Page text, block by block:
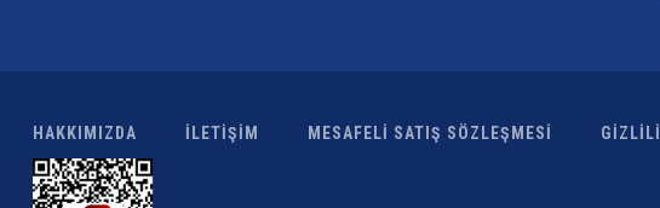
HAKKIMIZDA İLETİŞİM MESAFELİ SATIŞ SÖZLEŞMESİ